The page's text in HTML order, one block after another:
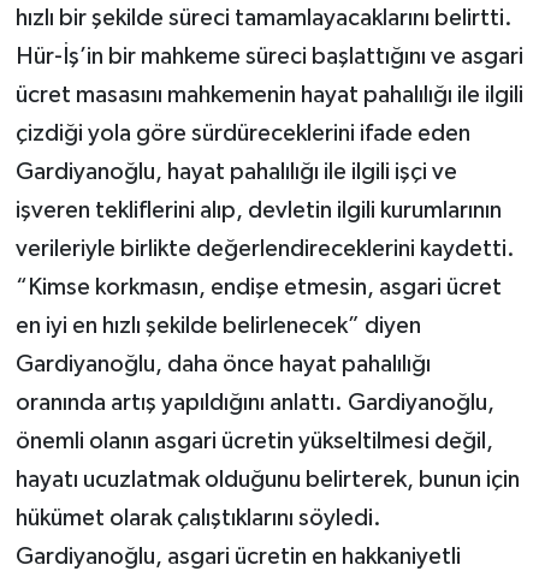
hızlı bir şekilde süreci tamamlayacaklarını belirtti.
Hür-İş’in bir mahkeme süreci başlattığını ve asgari
ücret masasını mahkemenin hayat pahalılığı ile ilgili
çizdiği yola göre sürdüreceklerini ifade eden
Gardiyanoğlu, hayat pahalılığı ile ilgili işçi ve
işveren tekliflerini alıp, devletin ilgili kurumlarının
verileriyle birlikte değerlendireceklerini kaydetti.
“Kimse korkmasın, endişe etmesin, asgari ücret
en iyi en hızlı şekilde belirlenecek” diyen
Gardiyanoğlu, daha önce hayat pahalılığı
oranında artış yapıldığını anlattı. Gardiyanoğlu,
önemli olanın asgari ücretin yükseltilmesi değil,
hayatı ucuzlatmak olduğunu belirterek, bunun için
hükümet olarak çalıştıklarını söyledi.
Gardiyanoğlu, asgari ücretin en hakkaniyetli
SPOR
TATLISU
TEKNOLOJİ
YAŞAM